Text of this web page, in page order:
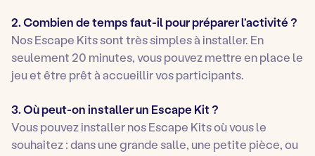
2. Combien de temps faut-il pour préparer l’activité ?
Nos Escape Kits sont très simples à installer. En
seulement 20 minutes, vous pouvez mettre en place le
jeu et être prêt à accueillir vos participants.
3. Où peut-on installer un Escape Kit ?
Vous pouvez installer nos Escape Kits où vous le
souhaitez : dans une grande salle, une petite pièce, ou